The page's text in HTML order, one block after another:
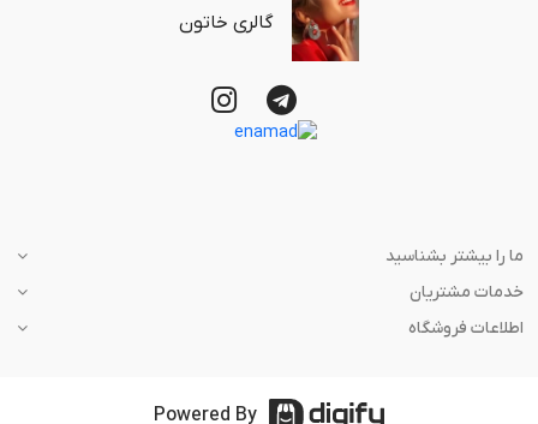
گالری خاتون
ما را بیشتر بشناسید
خدمات مشتریان
اطلاعات فروشگاه
Powered By